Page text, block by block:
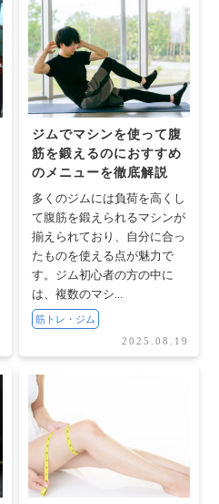
ジムでマシンを使って腹
筋を鍛えるのにおすすめ
のメニューを徹底解説
多くのジムには負荷を高くし
て腹筋を鍛えられるマシンが
揃えられており、自分に合っ
たものを使える点が魅力で
す。ジム初心者の方の中に
は、複数のマシ...
筋トレ・ジム
2025.08.19